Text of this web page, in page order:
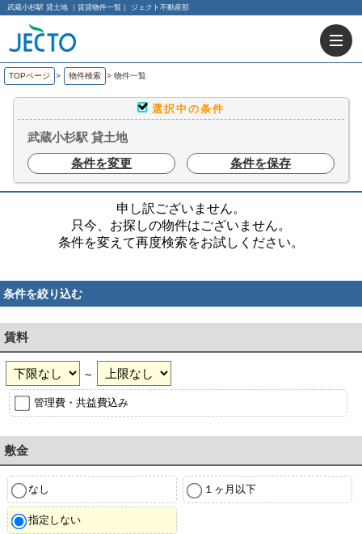
武蔵小杉駅 貸土地 ｜賃貸物件一覧｜ ジェクト不動産部
TOPページ > 物件検索 > 物件一覧
選択中の条件
武蔵小杉駅 貸土地
条件を変更
条件を保存
申し訳ございません。
只今、お探しの物件はございません。
条件を変えて再度検索をお試しください。
条件を絞り込む
賃料
～
管理費・共益費込み
敷金
なし １ヶ月以下
指定しない